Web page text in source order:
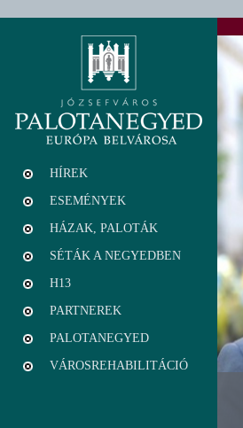
HÍREK
ESEMÉNYEK
HÁZAK, PALOTÁK
SÉTÁK A NEGYEDBEN
H13
PARTNEREK
PALOTANEGYED
VÁROSREHABILITÁCIÓ